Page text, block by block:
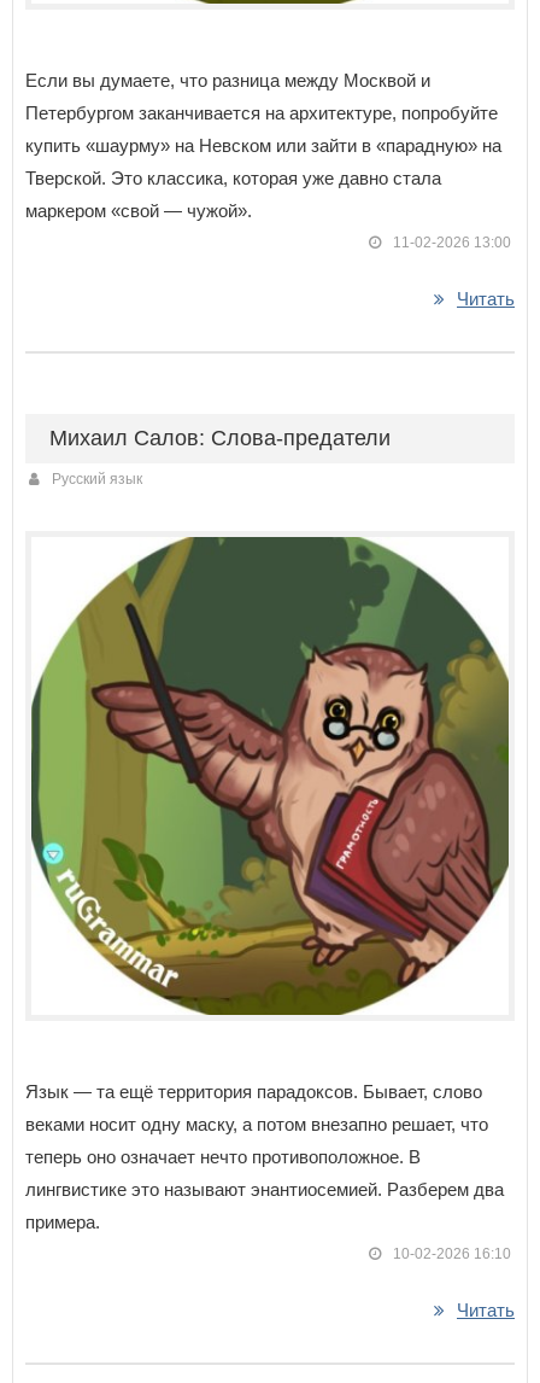
Если вы думаете, что разница между Москвой и
Петербургом заканчивается на архитектуре, попробуйте
купить «шаурму» на Невском или зайти в «парадную» на
Тверской. Это классика, которая уже давно стала
маркером «свой — чужой».
11-02-2026 13:00
Читать
Михаил Салов: Слова-предатели
Русский язык
Язык — та ещё территория парадоксов. Бывает, слово
веками носит одну маску, а потом внезапно решает, что
теперь оно означает нечто противоположное. В
лингвистике это называют энантиосемией. Разберем два
примера.
10-02-2026 16:10
Читать